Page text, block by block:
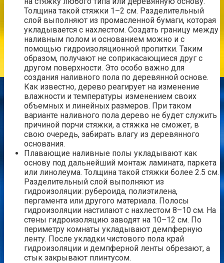
Толщина такой стяжки 1–2 см. Разделительный
слой выполняют из промасленной бумаги, которая
укладывается с нахлестом. Создать границу между
наливным полом и основанием можно и с
помощью гидроизоляционной пропитки. Таким
образом, получают не соприкасающиеся друг с
другом поверхности. Это особо важно для
создания наливного пола по деревянной основе.
Как известно, дерево реагирует на изменение
влажности и температуры изменением своих
объемных и линейных размеров. При таком
варианте наливного пола дерево не будет служить
причиной порчи стяжки, а стяжка не сможет, в
свою очередь, забирать влагу из деревянного
основания.
Плавающие наливные полы укладывают как
основу под дальнейший монтаж ламината, паркета
или линолеума. Толщина такой стяжки более 2.5 см.
Разделительный слой выполняют из
гидроизоляции: рубероида, полиэтилена,
пергамента или другого материала. Полосы
гидроизоляции настилают с нахлестом 8–10 см. На
стены гидроизоляцию заводят на 10–12 см. По
периметру комнаты укладывают демпферную
ленту. После укладки чистового пола край
гидроизоляции и демпферной ленты обрезают, а
стык закрывают плинтусом.